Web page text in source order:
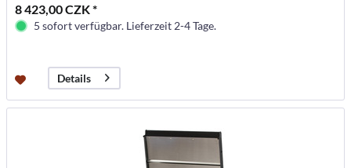
8 423,00 CZK *
5 sofort verfügbar. Lieferzeit 2-4 Tage.
Details